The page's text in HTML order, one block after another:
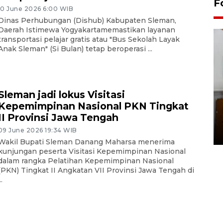
June 2026 6:00 WIB
Perhubungan (Dishub) Kabupaten Sleman,
Istimewa Yogyakartamemastikan layanan
pelajar gratis atau "Bus Sekolah Layak
Sleman" (Si Bulan) tetap beroperasi ...
jadi lokus Visitasi
Nasional PKN Tingkat
Provinsi Jawa Tengah
June 2026 19:34 WIB
Bupati Sleman Danang Maharsa menerima
peserta Visitasi Kepemimpinan Nasional
rangka Pelatihan Kepemimpinan Nasional
Tingkat II Angkatan VII Provinsi Jawa Tengah di
Pemakaman maestro seni
rupa Nasirun
01 August 2026 21:48 WIB